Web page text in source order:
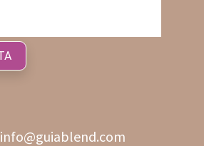
info@guiablend.com